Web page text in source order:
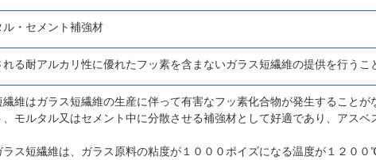
・セメント補強材
る耐アルカリ性に優れたフッ素を含まないガラス短繊維の提供を行うこ
維はガラス短繊維の生産に伴って有害なフッ素化合物が発生することが
モルタル又はセメント中に分散させる補強材として好適であり、アスベ
ラス短繊維は、ガラス原料の粘度が１０００ポイズになる温度が１２０